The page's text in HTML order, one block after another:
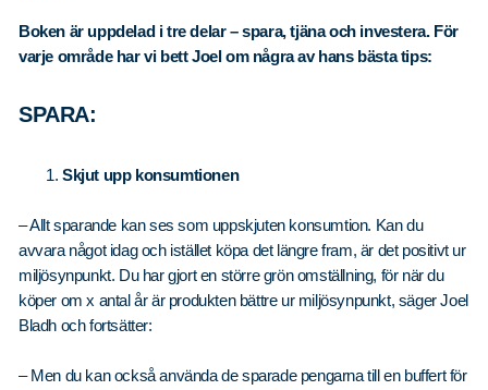
Boken är uppdelad i tre delar – spara, tjäna och investera. För
varje område har vi bett Joel om några av hans bästa tips:
SPARA:
Skjut upp konsumtionen
– Allt sparande kan ses som uppskjuten konsumtion. Kan du
avvara något idag och istället köpa det längre fram, är det positivt ur
miljösynpunkt. Du har gjort en större grön omställning, för när du
köper om x antal år är produkten bättre ur miljösynpunkt, säger Joel
Bladh och fortsätter:
– Men du kan också använda de sparade pengarna till en buffert för